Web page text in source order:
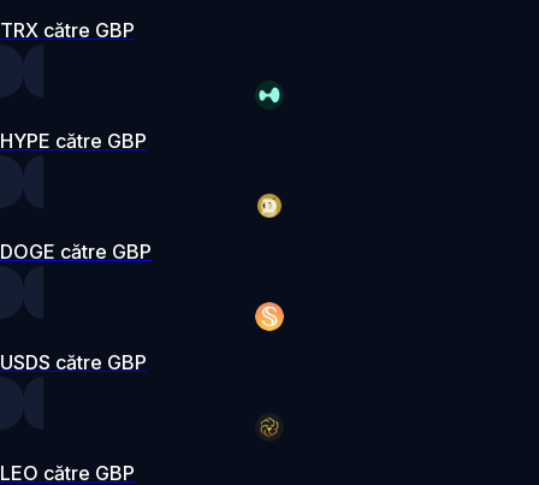
TRX către GBP
HYPE către GBP
DOGE către GBP
USDS către GBP
LEO către GBP